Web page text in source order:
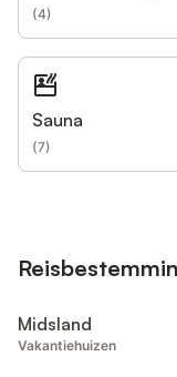
(4)
Sauna
(7)
Midsland
Vakantiehuizen